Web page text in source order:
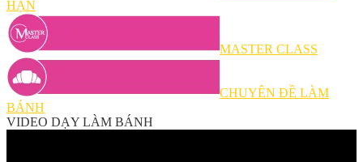
HẠN
MASTER CLASS
CHUYÊN ĐỀ LÀM
BÁNH
VIDEO DẠY LÀM BÁNH